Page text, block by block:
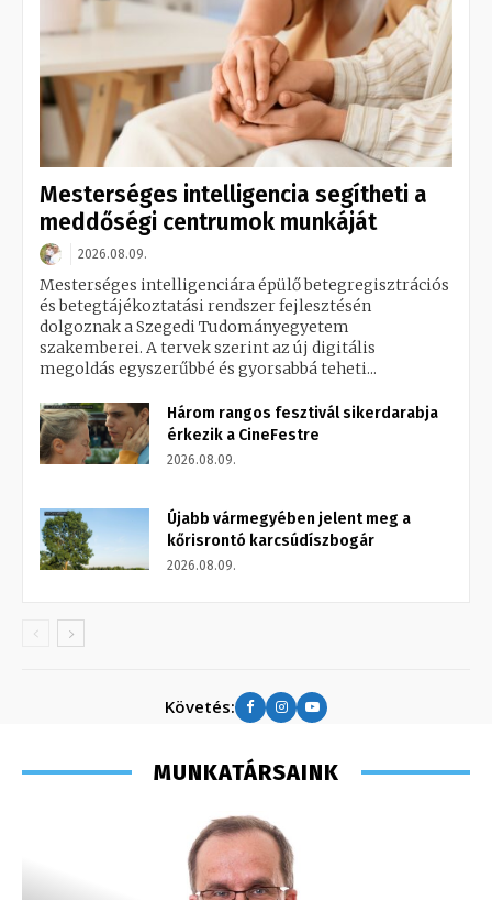
Mesterséges intelligencia segítheti a
meddőségi centrumok munkáját
2026.08.09.
Mesterséges intelligenciára épülő betegregisztrációs
és betegtájékoztatási rendszer fejlesztésén
dolgoznak a Szegedi Tudományegyetem
szakemberei. A tervek szerint az új digitális
megoldás egyszerűbbé és gyorsabbá teheti...
Három rangos fesztivál sikerdarabja
érkezik a CineFestre
2026.08.09.
Újabb vármegyében jelent meg a
kőrisrontó karcsúdíszbogár
2026.08.09.
Követés:
MUNKATÁRSAINK